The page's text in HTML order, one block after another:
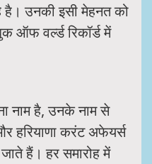
उनकी इसी मेहनत को
ऑफ वर्ल्ड रिकॉर्ड में
नाम है, उनके नाम से
हरियाणा करंट अफेयर्स
हैं। हर समारोह में